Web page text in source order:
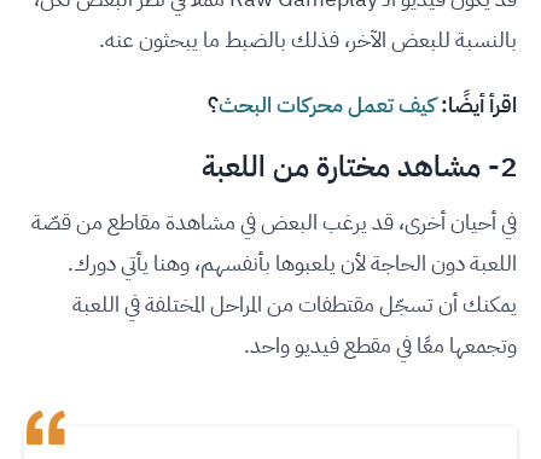
بالنسبة للبعض الآخر، فذلك بالضبط ما يبحثون عنه.
اقرأ أيضًا:كيف تعمل محركات البحث؟
2- مشاهد مختارة من اللعبة
في أحيان أخرى، قد يرغب البعض في مشاهدة مقاطع من قصّة
اللعبة دون الحاجة لأن يلعبوها بأنفسهم، وهنا يأتي دورك.
يمكنك أن تسجّل مقتطفات من المراحل المختلفة في اللعبة
وتجمعها معًا في مقطع فيديو واحد.